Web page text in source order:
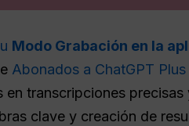
Modo Grabación en la
Abonados a ChatGPT Plus
transcripciones precisas
clave y creación de